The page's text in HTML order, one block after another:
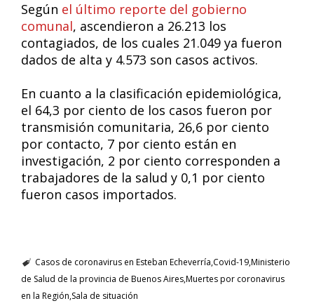
Según el último reporte del gobierno
comunal, ascendieron a 26.213 los
contagiados, de los cuales 21.049 ya fueron
dados de alta y 4.573 son casos activos.
En cuanto a la clasificación epidemiológica,
el 64,3 por ciento de los casos fueron por
transmisión comunitaria, 26,6 por ciento
por contacto, 7 por ciento están en
investigación, 2 por ciento corresponden a
trabajadores de la salud y 0,1 por ciento
fueron casos importados.
Casos de coronavirus en Esteban Echeverría Covid-19Ministerio
de Salud de la provincia de Buenos AiresMuertes por coronavirus
en la Región Sala de situación